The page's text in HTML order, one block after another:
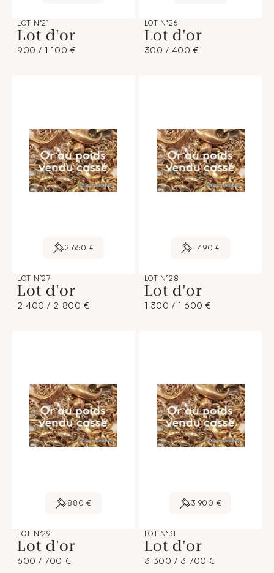
LOT N°21
Lot d'or
900 / 1 100 €
LOT N°26
Lot d'or
300 / 400 €
2 650 €
LOT N°27
Lot d'or
2 400 / 2 800 €
1 490 €
LOT N°28
Lot d'or
1 300 / 1 600 €
880 €
LOT N°29
Lot d'or
600 / 700 €
3 900 €
LOT N°31
Lot d'or
3 300 / 3 700 €